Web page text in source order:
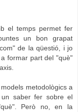
el temps permet fer
un bon grapat
de la qüestió, i jo
formar part del "què"
metodològics a
un saber fer sobre el
Però no, en la